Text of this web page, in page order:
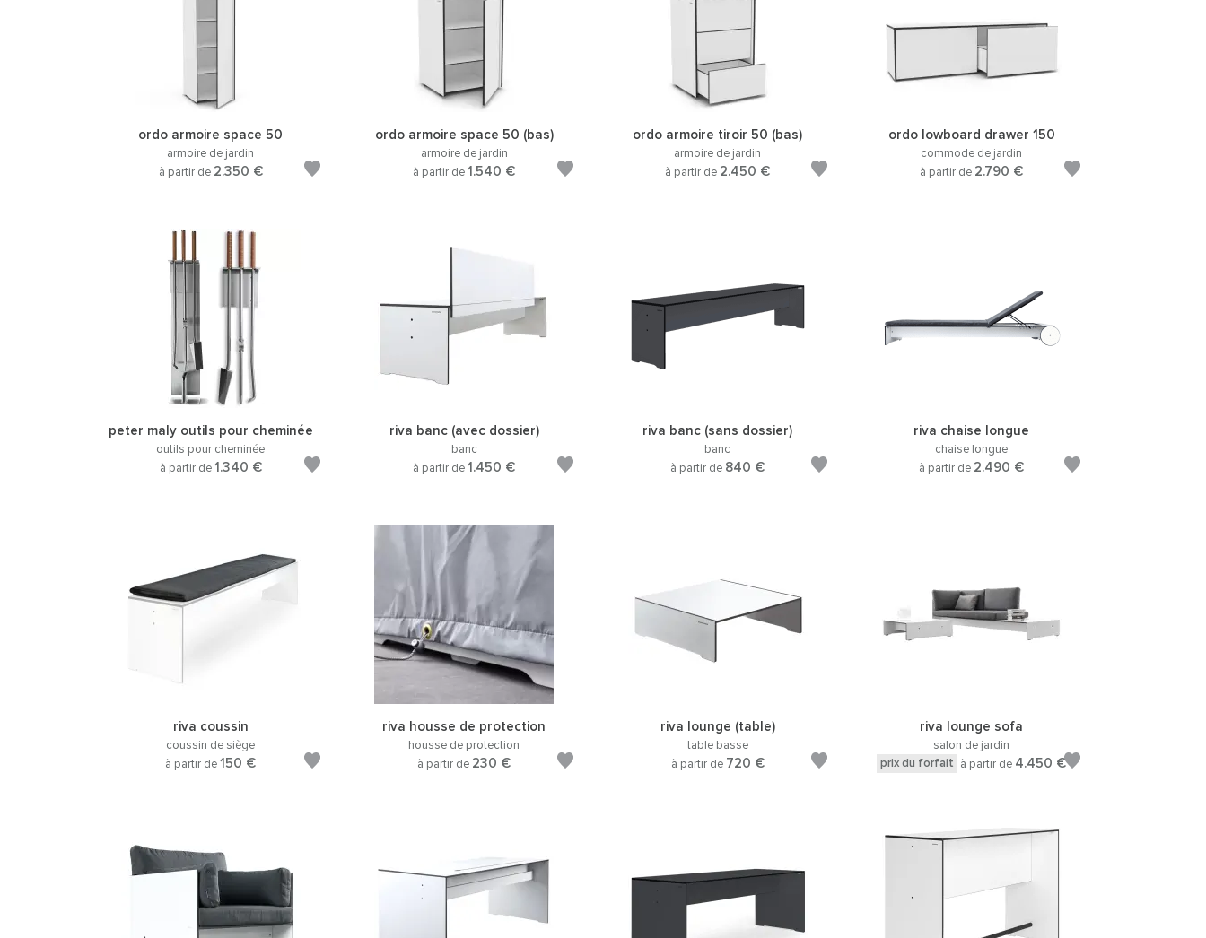
ordo armoire space 50
armoire de jardin
à partir de 2.350 €
ordo armoire space 50 (bas)
armoire de jardin
à partir de1.540 €
ordo armoire tiroir 50 (bas)
armoire de jardin
à partir de 2.450 €
ordo lowboard drawer 150
commode de jardin
à partir de 2.790 €
peter maly outils pour cheminée
outils pour cheminée
à partir de 1.340 €
riva banc (avec dossier)
banc
à partir de1.450 €
riva banc (sans dossier)
banc
à partir de 840 €
riva chaise longue
chaise longue
à partir de 2.490 €
riva coussin
coussin de siège
à partir de150 €
riva housse de protection
housse de protection
à partir de 230 €
riva lounge (table)
table basse
à partir de 720 €
riva lounge sofa
salon de jardin
prix du forfait
à partir de 4.450 €